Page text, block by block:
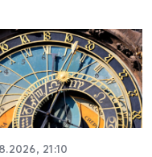
21:10